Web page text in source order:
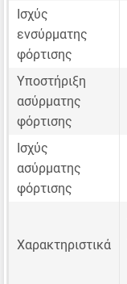
Ισχύς
ενσύρματης
φόρτισης
Υποστήριξη
ασύρματης
φόρτισης
Ισχύς
ασύρματης
φόρτισης
Χαρακτηριστικά